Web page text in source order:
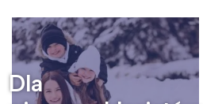
Kwitnąca wiśnia i jej płatki
Dla